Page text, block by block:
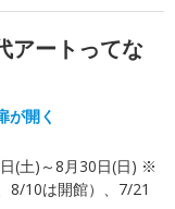
アートってな
が開く
(土)～8月30日(日) ※
8/10は開館）、7/21